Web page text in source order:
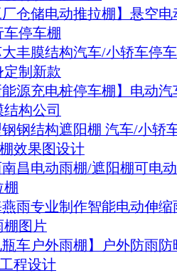
厂仓储电动推拉棚】悬空电
停车棚
丰膜结构汽车/小轿车停
定制新款
能源充电桩停车棚】电动汽
构公司
钢结构遮阳棚 汽车/小轿
效果图设计
昌电动雨棚/遮阳棚可电
棚
燕雨专业制作智能电动伸缩
棚图片
瓶车户外雨棚】户外防雨防
程设计